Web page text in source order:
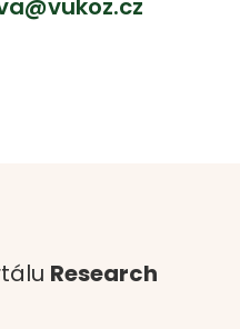
Research